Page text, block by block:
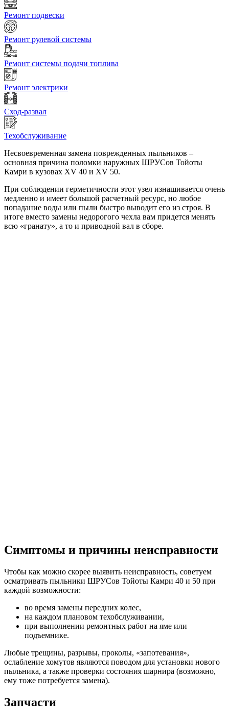
Ремонт подвески
Ремонт рулевой системы
Ремонт системы подачи топлива
Ремонт электрики
Сход-развал
Техобслуживание
Несвоевременная замена поврежденных пыльников –
основная причина поломки наружных ШРУСов Тойоты
Камри в кузовах XV 40 и XV 50.
При соблюдении герметичности этот узел изнашивается очень
медленно и имеет большой расчетный ресурс, но любое
попадание воды или пыли быстро выводит его из строя. В
итоге вместо замены недорогого чехла вам придется менять
всю «гранату», а то и приводной вал в сборе.
Симптомы и причины неисправности
Чтобы как можно скорее выявить неисправность, советуем
осматривать пыльники ШРУСов Тойоты Камри 40 и 50 при
каждой возможности:
во время замены передних колес,
на каждом плановом техобслуживании,
при выполнении ремонтных работ на яме или
подъемнике.
Любые трещины, разрывы, проколы, «запотевания»,
ослабление хомутов являются поводом для установки нового
пыльника, а также проверки состояния шарнира (возможно,
ему тоже потребуется замена).
Запчасти